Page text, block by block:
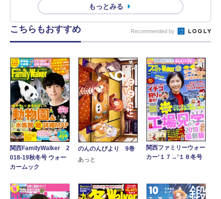
もっとみる
こちらもおすすめ Recommended by
関西FamilyWalker 2
018-19秋冬号 ウォー
カームック
のんのんびより 9巻
あっと
関西ファミリーウォー
カー’１７→’１８冬号